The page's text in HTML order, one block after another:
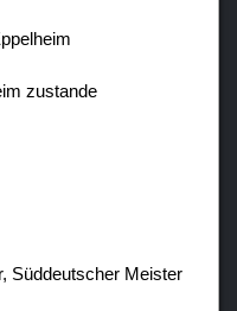
zustande
Süddeutscher Meister